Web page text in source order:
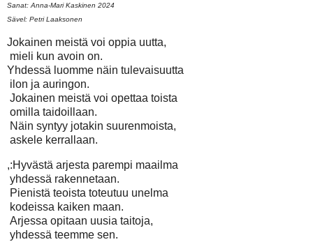
Sanat: Anna-Mari Kaskinen 2024
Sävel: Petri Laaksonen
Jokainen meistä voi oppia uutta,
mieli kun avoin on.
Yhdessä luomme näin tulevaisuutta
ilon ja auringon.
Jokainen meistä voi opettaa toista
omilla taidoillaan.
Näin syntyy jotakin suurenmoista,
askele kerrallaan.
,:Hyvästä arjesta parempi maailma
yhdessä rakennetaan.
Pienistä teoista toteutuu unelma
kodeissa kaiken maan.
Arjessa opitaan uusia taitoja,
yhdessä teemme sen.